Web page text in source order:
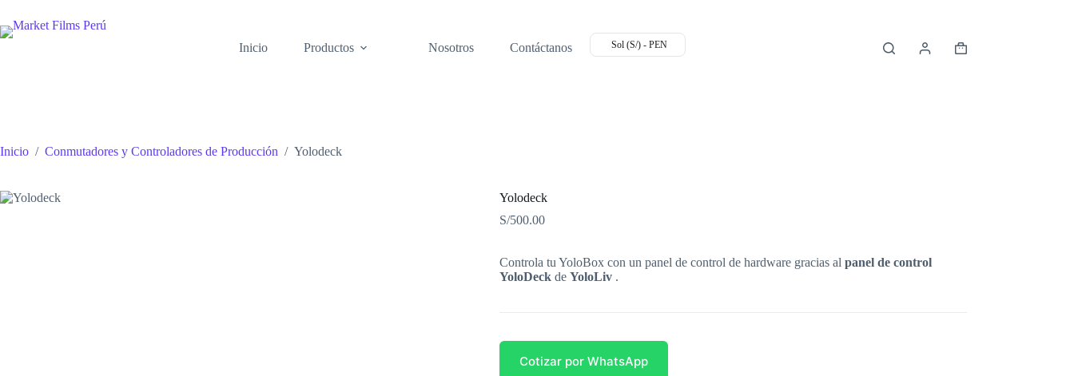
contenido
Inicio
Productos Nosotros Contáctanos Sol (S/) - PEN
Shopping
Inicio / Conmutadores y Controladores de Producción / Yolodeck
Yolodeck
S/500.00
Controla tu YoloBox con un panel de control de hardware gracias al panel de control
YoloDeckde YoloLiv.
Cotizar por WhatsApp